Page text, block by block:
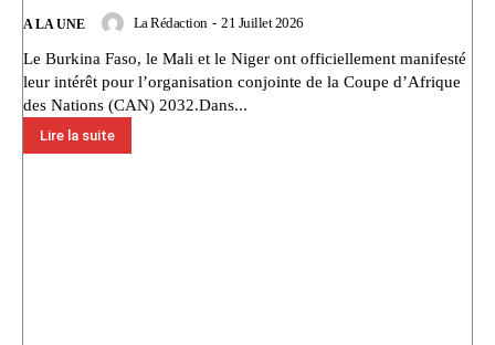
A LA UNE La Rédaction - 21 Juillet 2026
Le Burkina Faso, le Mali et le Niger ont officiellement manifesté
leur intérêt pour l’organisation conjointe de la Coupe d’Afrique
des Nations (CAN) 2032.Dans...
Lire la suite